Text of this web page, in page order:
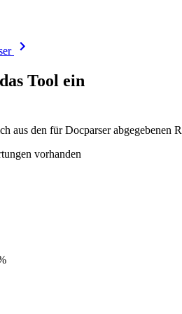
Tool ein
aus den für Docparser abgegebenen
vorhanden